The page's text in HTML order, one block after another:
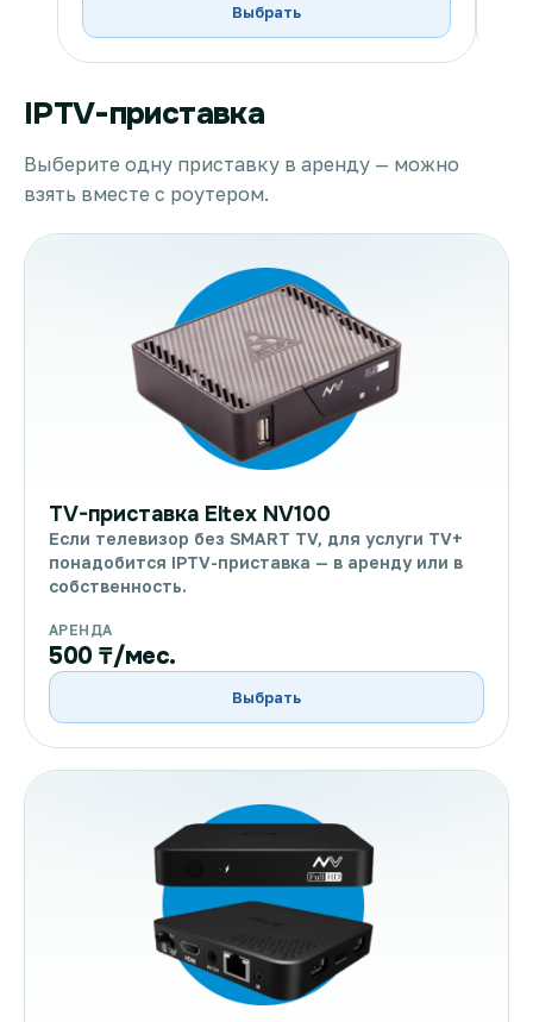
Выбрать
IPTV-приставка
Выберите одну приставку в аренду — можно
взять вместе с роутером.
TV-приставка Eltex NV100
Если телевизор без SMART TV, для услуги TV+
понадобится IPTV-приставка — в аренду или в
собственность.
АРЕНДА
500 ₸/мес.
Выбрать